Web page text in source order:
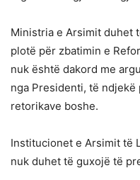
Ministria e Arsimit duhet
plotë për zbatimin e
nuk është dakord me
nga Presidenti, të
retorikave boshe.
Institucionet e Arsimit të
nuk duhet të guxojë të